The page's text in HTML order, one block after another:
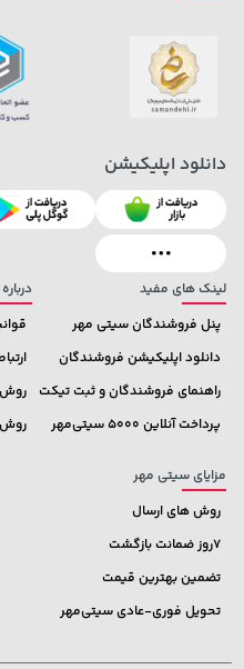
66,980,000 تومان خرید
لینک های مفید
پنل فروشندگان سیتی مهر
دانلود اپلیکیشن فروشندگان
راهنمای فروشندگان و ثبت تیکت
پرداخت آنلاین 5000 سیتی‌مهر
روش
مزایای سیتی مهر
روش های ارسال
7روز ضمانت بازگشت
تضمین بهترین قیمت
تحویل فوری-عادی سیتی‌مهر
دانلود اپلیکیشن